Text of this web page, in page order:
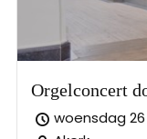
Orgelconcert
woensdag